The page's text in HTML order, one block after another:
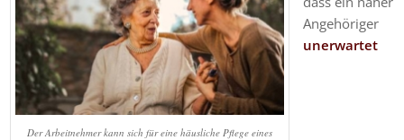
Der Arbeitnehmer kann sich für eine häusliche Pflege eines
Angehöriger
unerwartet